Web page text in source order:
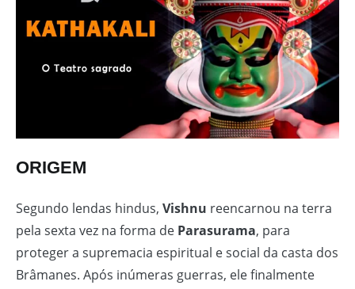
ORIGEM
Segundo lendas hindus, Vishnu reencarnou na terra
pela sexta vez na forma de Parasurama, para
proteger a supremacia espiritual e social da casta dos
Brâmanes. Após inúmeras guerras, ele finalmente